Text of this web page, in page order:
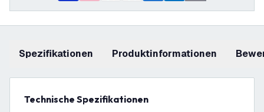
Spezifikationen Produktinformationen
Technische Spezifikationen